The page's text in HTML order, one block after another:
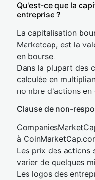
Qu'est-ce que la
entreprise ?
La capitalisation
Marketcap, est la
en bourse.
Dans la plupart des
calculée en
nombre d'actions en
Clause de non-
à
Les prix des actions
varier de quelques
Les logos des